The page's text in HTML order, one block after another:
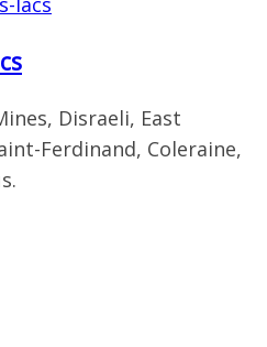
Disraeli, East
Ferdinand, Coleraine,